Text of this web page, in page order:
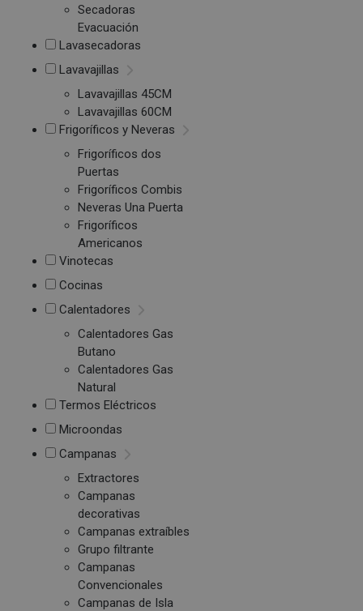
Secadoras
Evacuación
Lavasecadoras
Lavavajillas
Lavavajillas 45CM
Lavavajillas 60CM
Frigoríficos y Neveras
Frigoríficos dos
Puertas
Frigoríficos Combis
Neveras Una Puerta
Frigoríficos
Americanos
Vinotecas
Cocinas
Calentadores
Calentadores Gas
Butano
Calentadores Gas
Natural
Termos Eléctricos
Microondas
Campanas
Extractores
Campanas
decorativas
Campanas extraíbles
Grupo filtrante
Campanas
Convencionales
Campanas de Isla